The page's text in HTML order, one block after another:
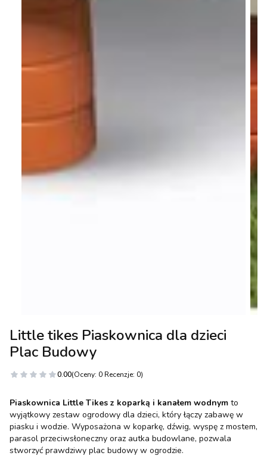
Little tikes Piaskownica dla dzieci
Plac Budowy
0.00(Oceny: 0 Recenzje: 0)
Piaskownica Little Tikes z koparką i kanałem wodnym to
wyjątkowy zestaw ogrodowy dla dzieci, który łączy zabawę w
piasku i wodzie. Wyposażona w koparkę, dźwig, wyspę z mostem,
parasol przeciwsłoneczny oraz autka budowlane, pozwala
stworzyć prawdziwy plac budowy w ogrodzie.